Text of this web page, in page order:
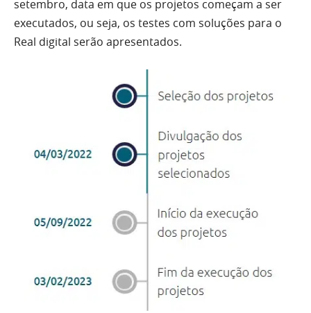
setembro, data em que os projetos começam a ser
executados, ou seja, os testes com soluções para o
Real digital serão apresentados.